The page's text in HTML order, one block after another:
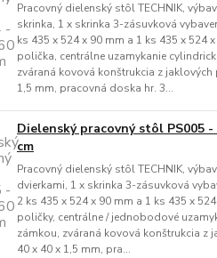
Pracovný dielenský stôl TECHNIK,
skrinka, 1 x skrinka 3-zásuvková
ks 435 x 524 x 90 mm a 1 ks 435 x 524
polička, centrálne uzamykanie
zváraná kovová konštrukcia z
1,5 mm, pracovná doska hr. 3...
Dielenský pracovný stôl PS005 -
cm
Pracovný dielenský stôl TECHNIK,
dvierkami, 1 x skrinka 3-zásuvková
2 ks 435 x 524 x 90 mm a 1 ks 435 x
poličky, centrálne / jednobodové
zámkou, zváraná kovová konštrukcia z
40 x 40 x 1,5 mm, pra...